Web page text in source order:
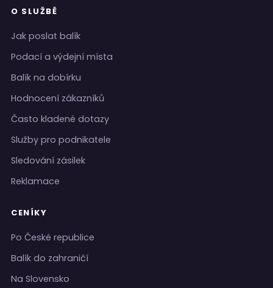
O SLUŽBĚ
Jak poslat balík
Podací a výdejní místa
Balík na dobírku
Hodnocení zákazníků
Často kladené dotazy
Služby pro podnikatele
Sledování zásilek
Reklamace
CENÍKY
Po České republice
Balík do zahraničí
Na Slovensko